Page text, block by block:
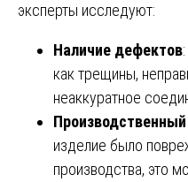
эксперты исследуют:
Наличие дефектов
как трещины,
неаккуратное
изделие было
производства, это